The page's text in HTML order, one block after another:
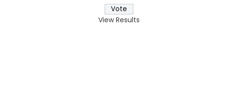
View Results